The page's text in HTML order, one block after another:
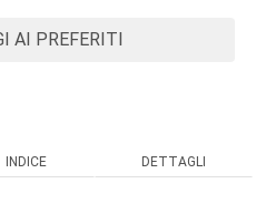
AI PREFERITI
INDICE DETTAGLI